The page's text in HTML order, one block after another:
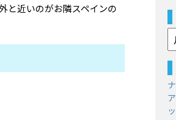
と近いのがお隣スペインの
ア
ー
カ
イ
ブ